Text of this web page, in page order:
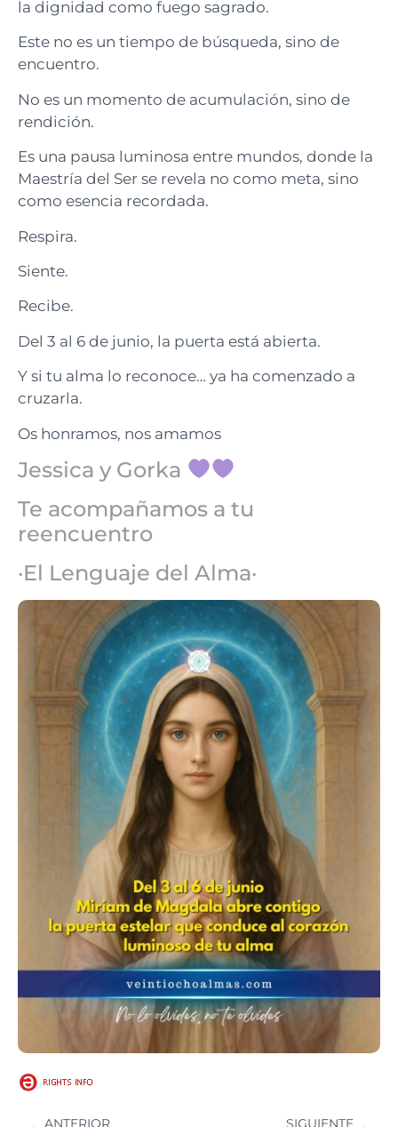
la dignidad como fuego sagrado.
Este no es un tiempo de búsqueda, sino de
encuentro.
No es un momento de acumulación, sino de
rendición.
Es una pausa luminosa entre mundos, donde la
Maestría del Ser se revela no como meta, sino
como esencia recordada.
Respira.
Siente.
Recibe.
Del 3 al 6 de junio, la puerta está abierta.
Y si tu alma lo reconoce… ya ha comenzado a
cruzarla.
Os honramos, nos amamos
Jessica y Gorka
Te acompañamos a tu
reencuentro
·El Lenguaje del Alma·
ANTERIOR SIGUIENTE